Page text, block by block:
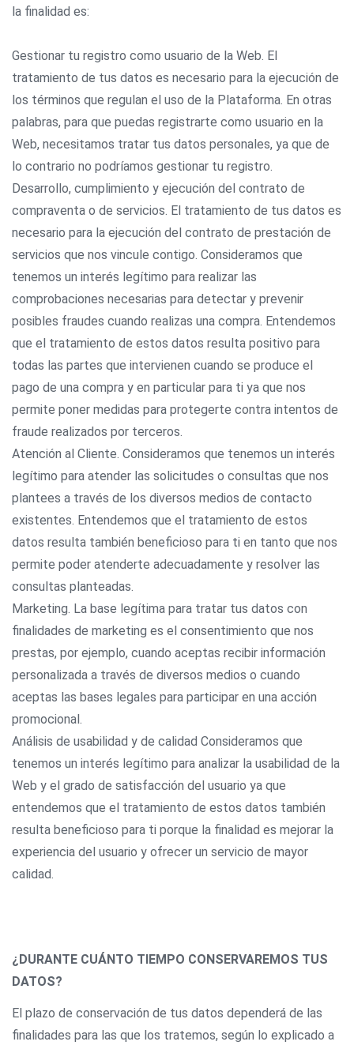
la finalidad es:
Gestionar tu registro como usuario de la Web. El
tratamiento de tus datos es necesario para la ejecución de
los términos que regulan el uso de la Plataforma. En otras
palabras, para que puedas registrarte como usuario en la
Web, necesitamos tratar tus datos personales, ya que de
lo contrario no podríamos gestionar tu registro.
Desarrollo, cumplimiento y ejecución del contrato de
compraventa o de servicios. El tratamiento de tus datos es
necesario para la ejecución del contrato de prestación de
servicios que nos vincule contigo. Consideramos que
tenemos un interés legítimo para realizar las
comprobaciones necesarias para detectar y prevenir
posibles fraudes cuando realizas una compra. Entendemos
que el tratamiento de estos datos resulta positivo para
todas las partes que intervienen cuando se produce el
pago de una compra y en particular para ti ya que nos
permite poner medidas para protegerte contra intentos de
fraude realizados por terceros.
Atención al Cliente. Consideramos que tenemos un interés
legítimo para atender las solicitudes o consultas que nos
plantees a través de los diversos medios de contacto
existentes. Entendemos que el tratamiento de estos
datos resulta también beneficioso para ti en tanto que nos
permite poder atenderte adecuadamente y resolver las
consultas planteadas.
Marketing. La base legítima para tratar tus datos con
finalidades de marketing es el consentimiento que nos
prestas, por ejemplo, cuando aceptas recibir información
personalizada a través de diversos medios o cuando
aceptas las bases legales para participar en una acción
promocional.
Análisis de usabilidad y de calidad Consideramos que
tenemos un interés legítimo para analizar la usabilidad de la
Web y el grado de satisfacción del usuario ya que
entendemos que el tratamiento de estos datos también
resulta beneficioso para ti porque la finalidad es mejorar la
experiencia del usuario y ofrecer un servicio de mayor
calidad.
¿DURANTE CUÁNTO TIEMPO CONSERVAREMOS TUS
DATOS?
El plazo de conservación de tus datos dependerá de las
finalidades para las que los tratemos, según lo explicado a